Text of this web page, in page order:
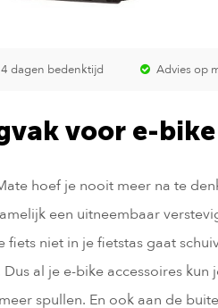
dagen bedenktijd Advies op
voor e-
hoef je nooit meer na te
een uitneembaar
niet in je fietstas gaat
al je e-bike accessoires kun
spullen. En ook aan de